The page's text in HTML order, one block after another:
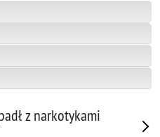
z narkotykami